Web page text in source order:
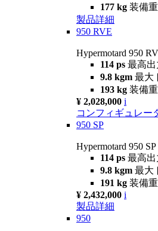
177 kg 装備
製品詳細
950 RVE
Hypermotard 950
114 ps 最高出
9.8 kgm 最大
193 kg 装備
¥ 2,028,000 i
コンフィギュレー
950 SP
Hypermotard 950 SP
114 ps 最高出
9.8 kgm 最大
191 kg 装備
¥ 2,432,000 i
製品詳細
950